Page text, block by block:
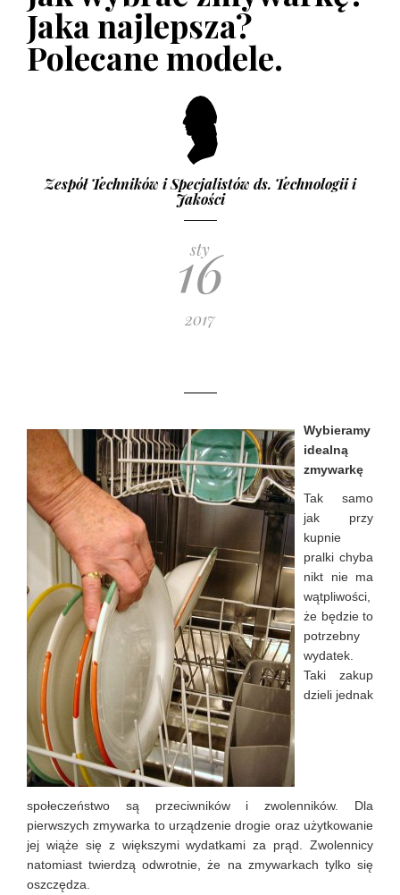
Jaka najlepsza?
Polecane modele.
Zespół Techników i Specjalistów ds. Technologii i
Jakości
sty
16
2017
Wybieramy
idealną
zmywarkę
Tak samo
jak przy
kupnie
pralki chyba
nikt nie ma
wątpliwości,
że będzie to
potrzebny
wydatek.
Taki zakup
dzieli jednak
społeczeństwo są przeciwników i zwolenników. Dla
pierwszych zmywarka to urządzenie drogie oraz użytkowanie
jej wiąże się z większymi wydatkami za prąd. Zwolennicy
natomiast twierdzą odwrotnie, że na zmywarkach tylko się
oszczędza.